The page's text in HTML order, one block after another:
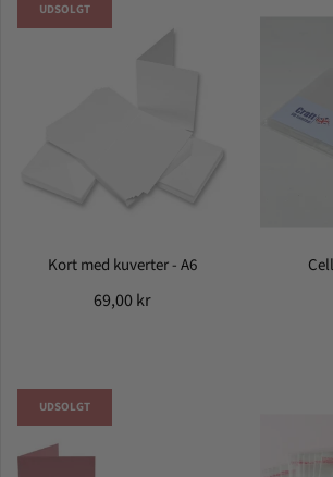
Kort med kuverter - A6
69,00 kr
UDSOLGT
UDSOLGT